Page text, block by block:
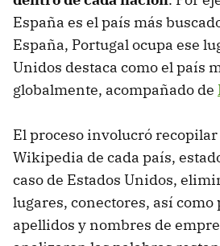
España es el país más
España, Portugal ocupa ese
Unidos destaca como el país
globalmente, acompañado de
El proceso involucró recopilar
Wikipedia de cada país,
caso de Estados Unidos,
lugares, conectores, así
apellidos y nombres de